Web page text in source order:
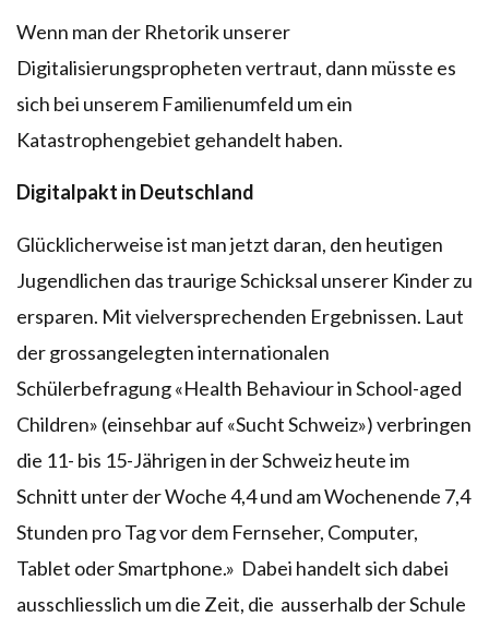
Wenn man der Rhetorik unserer
Digitalisierungspropheten vertraut, dann müsste es
sich bei unserem Familienumfeld um ein
Katastrophengebiet gehandelt haben.
Digitalpakt in Deutschland
Glücklicherweise ist man jetzt daran, den heutigen
Jugendlichen das traurige Schicksal unserer Kinder zu
ersparen. Mit vielversprechenden Ergebnissen. Laut
der grossangelegten internationalen
Schülerbefragung «Health Behaviour in School-aged
Children» (einsehbar auf «Sucht Schweiz») verbringen
die 11- bis 15-Jährigen in der Schweiz heute im
Schnitt unter der Woche 4,4 und am Wochenende 7,4
Stunden pro Tag vor dem Fernseher, Computer,
Tablet oder Smartphone.» Dabei handelt sich dabei
ausschliesslich um die Zeit, die ausserhalb der Schule